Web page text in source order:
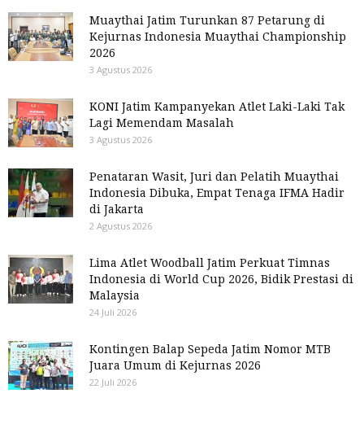
Muaythai Jatim Turunkan 87 Petarung di
Kejurnas Indonesia Muaythai Championship
2026
3 Agustus 2026
KONI Jatim Kampanyekan Atlet Laki-Laki Tak
Lagi Memendam Masalah
3 Agustus 2026
Penataran Wasit, Juri dan Pelatih Muaythai
Indonesia Dibuka, Empat Tenaga IFMA Hadir
di Jakarta
2 Agustus 2026
Lima Atlet Woodball Jatim Perkuat Timnas
Indonesia di World Cup 2026, Bidik Prestasi di
Malaysia
24 Juli 2026
Kontingen Balap Sepeda Jatim Nomor MTB
Juara Umum di Kejurnas 2026
22 Juli 2026